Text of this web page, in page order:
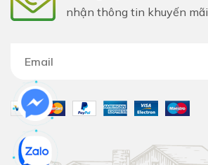
nhận thông tin khuyến mãi